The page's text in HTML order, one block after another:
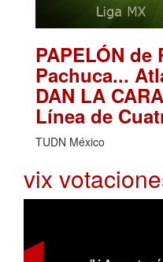
PAPELÓN
Pachuca...
DAN LA
Línea de
TUDN México
vix